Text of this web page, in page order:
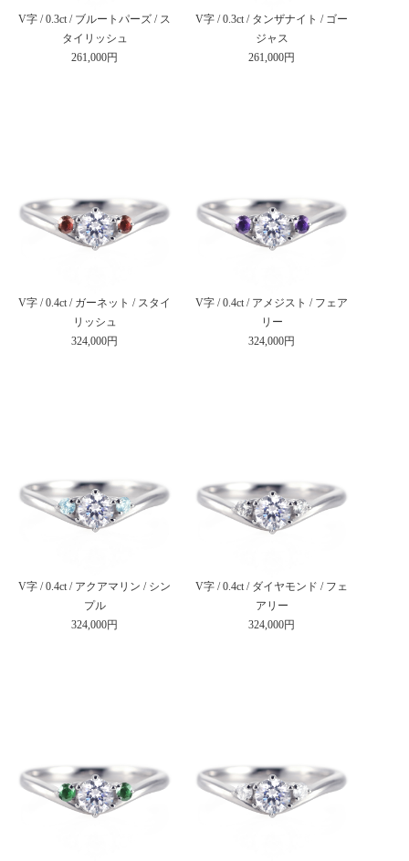
V字 / 0.3ct / ブルートパーズ / ス
タイリッシュ
261,000円
V字 / 0.3ct / タンザナイト / ゴー
ジャス
261,000円
V字 / 0.4ct / ガーネット / スタイ
リッシュ
324,000円
V字 / 0.4ct / アメジスト / フェア
リー
324,000円
V字 / 0.4ct / アクアマリン / シン
プル
324,000円
V字 / 0.4ct / ダイヤモンド / フェ
アリー
324,000円